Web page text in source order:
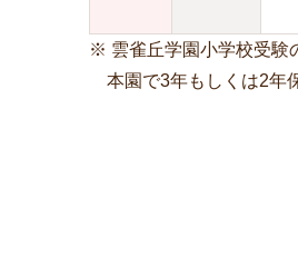
※ 雲雀丘学園小学校受験
本園で3年もしくは2年